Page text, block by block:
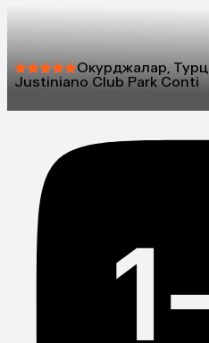
Окурджалар,
Justiniano Club Park Conti